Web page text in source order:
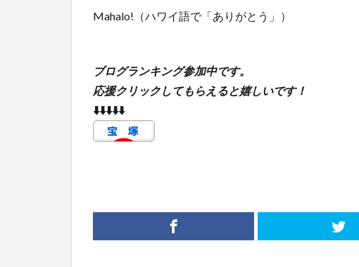
Mahalo!（ハワイ語で「ありがとう」）
ブログランキング参加中です。
応援クリックしてもらえると嬉しいです！
⬇️⬇️⬇️⬇️⬇️